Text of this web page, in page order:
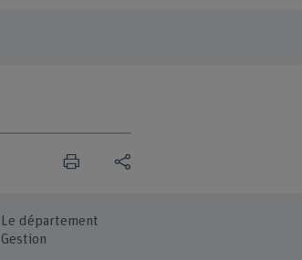
Le département
Gestion